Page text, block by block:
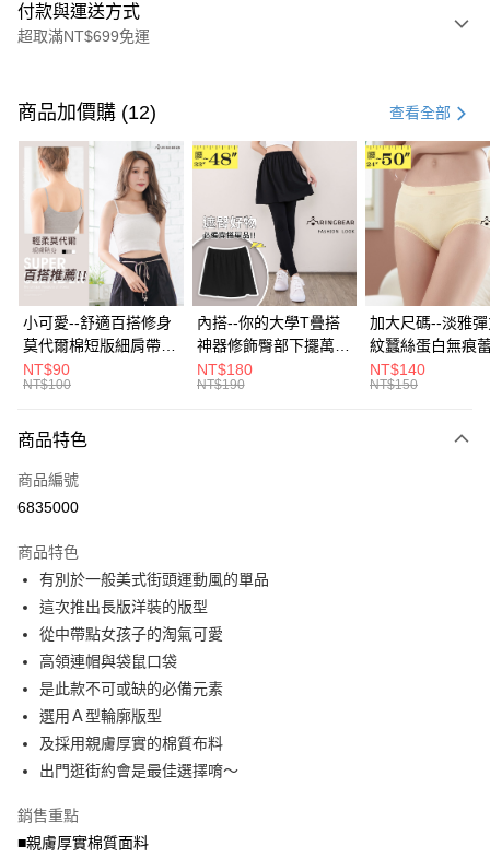
付款與運送方式
超取滿NT$699免運
信用卡一次付款
超商取貨付款
LINE Pay
Apple Pay
街口支付
悠遊付
Google Pay
全盈+PAY
大哥付你分期
【大哥付你分期使用說明】
1.本服務由台灣大哥大提供，台灣大哥大用戶可立即使用無須另外申請。
流程，驗證手機門號後，選擇欲分期的期數、繳款截止日，確認付款後即完
成交易。
3.實際核准額度、可分期數及費用金額請依後續交易確認頁面所載為準。
4.訂單成立30分鐘內，如未前往確認交易或遇審核未通過，訂單將自動取
法說明評估內容。
【繳款方式說明】
1.分期款項不併入電信帳單，「大哥付你分期」於每月結算日後寄送繳費提
醒簡訊。
2.透過簡訊連結打開帳單後，可選擇「超商條碼／台灣大直營門市／銀行轉
帳／街口支付／iPASS MONEY」等通路繳費。
【注意事項】
用戶於交易時，得透過本服務購買商品或服務，並由商店將買賣／分期付款
買賣價金債權讓與本公司後，依約使用本公司帳單繳交帳款。
AFTEE先享後付
【關於「AFTEE先享後付」】
AFTEE先享後付是「在收到商品之後才付款」的支付方式。 讓您購物簡單
便利好安心！
１．簡單：不需註冊會員、不需綁卡、不需儲值。
２．便利：只要手機號碼，簡訊認證，即可結帳。
３．安心：先確認商品／服務後，再付款。
【「AFTEE先享後付」結帳流程】
１．於結帳方式選擇「AFTEE先享後付」後，將跳轉至「AFTEE先享後付」
２．訂單成立數日內，您將收到繳費通知簡訊。
３．收到繳費通知簡訊後14天內，點擊此簡訊中的連結，可透過四大超商／
※ 請注意：結帳手續完成當下不需立刻繳費，但若您需要取消訂單，請聯絡
購買商品的店家。未經商家同意取消之訂單仍視為有效，需透過AFTEE先享
後付繳納相關費用。
ATM付款
全家取貨付款
每筆NT$70，滿NT$699(含以上)免運費
付款後全家取貨
每筆NT$70，滿NT$799(含以上)免運費
商品加價購 (12) 查看全部
小可愛--舒適百搭修身
莫代爾棉短版細肩帶素
色背心(白.黑.灰L-2L)-
U582眼圈熊中大尺碼
NT$90
NT$100
內搭--你的大學T疊搭
神器修飾臀部下擺萬用
內搭裙/遮臀裙(黑2L-
6L)-Q155眼圈熊中大
NT$180
NT$190
加大尺碼--淡雅
紋蠶絲蛋白無痕
角內褲(白.粉.藍.
3L)-L28眼圈熊中
NT$140
NT$150
商品特色
商品編號
6835000
商品特色
有別於一般美式街頭運動風的單品
這次推出長版洋裝的版型
從中帶點女孩子的淘氣可愛
高領連帽與袋鼠口袋
是此款不可或缺的必備元素
選用Ａ型輪廓版型
及採用親膚厚實的棉質布料
出門逛街約會是最佳選擇唷～
銷售重點
■親膚厚實棉質面料